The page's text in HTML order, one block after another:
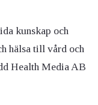
kunskap och
hälsa till vård och
Health Media AB